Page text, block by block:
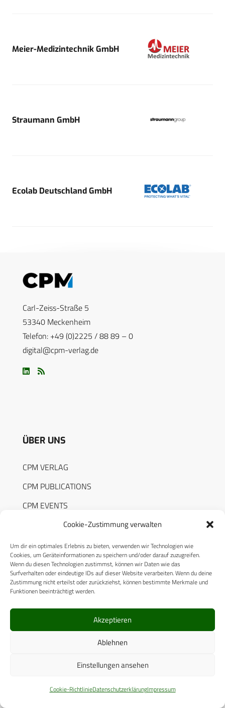
Cookie-Zustimmung verwalten
Um dir ein optimales Erlebnis zu bieten, verwenden wir Technologien wie
Cookies, um Geräteinformationen zu speichern und/oder darauf zuzugreifen.
Wenn du diesen Technologien zustimmst, können wir Daten wie das
Surfverhalten oder eindeutige IDs auf dieser Website verarbeiten. Wenn du deine
Zustimmung nicht erteilst oder zurückziehst, können bestimmte Merkmale und
Funktionen beeinträchtigt werden.
Akzeptieren
Ablehnen
Einstellungen ansehen
Cookie-RichtlinieDatenschutzerklärungImpressum
Meier-Medizintechnik GmbH
Straumann GmbH
Ecolab Deutschland GmbH
Carl-Zeiss-Straße 5
53340 Meckenheim
Telefon: +49 (0)2225 / 88 89 – 0
digital@cpm-verlag.de
ÜBER UNS
CPM VERLAG
CPM PUBLICATIONS
CPM EVENTS
AUTORENHINWEISE
MEDIADATEN
Cookie-Richtlinie (EU)